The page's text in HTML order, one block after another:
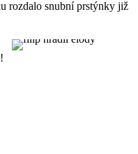
rozdalo snubní prstýnky již